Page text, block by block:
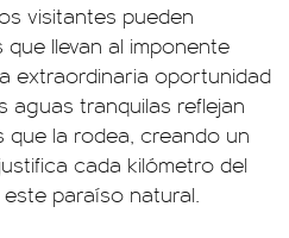
visitantes pueden
llevan al imponente
extraordinaria oportunidad
aguas tranquilas reflejan
que la rodea, creando un
cada kilómetro del
paraíso natural.